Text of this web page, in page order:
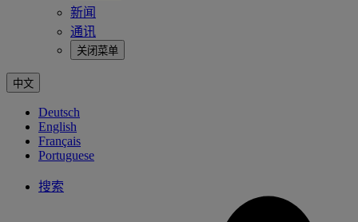
新闻
通讯
关闭菜单
中文
Deutsch
English
Français
Portuguese
搜索